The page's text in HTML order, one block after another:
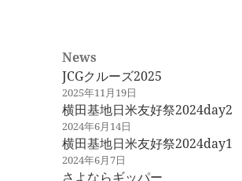
News
JCGクルーズ2025
2025年11月19日
横田基地日米友好祭2024day2
2024年6月14日
横田基地日米友好祭2024day1
2024年6月7日
さよならギッパー